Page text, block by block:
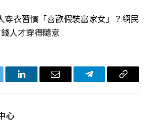
穿衣習慣「喜歡假裝富家女」？網民
人才穿得隨意
LinkedIn电
Telegram复
心